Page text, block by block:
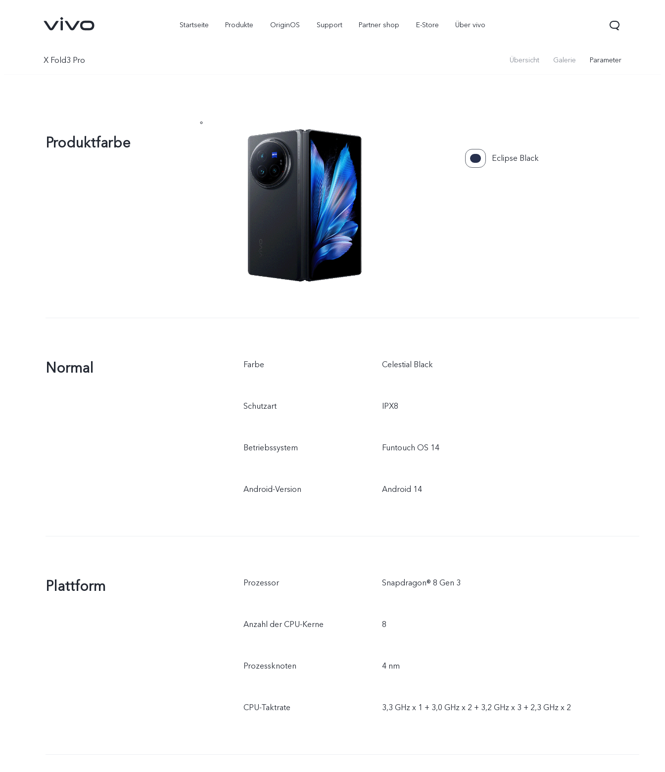
Startseite Produkte OriginOS Support Partner shop E-Store Über vivo
X300 Pro X300 neu
X Fold3 Pro Übersicht Galerie Parameter
Produktfarbe
Eclipse Black
Normal Farbe Celestial Black
Schutzart IPX8
Betriebssystem Funtouch OS 14
Android-Version Android 14
Plattform Prozessor Snapdragon® 8 Gen 3
Anzahl der CPU-Kerne 8
Prozessknoten 4 nm
CPU-Taktrate 3,3 GHz x 1 + 3,0 GHz x 2 + 3,2 GHz x 3 + 2,3 GHz x 2